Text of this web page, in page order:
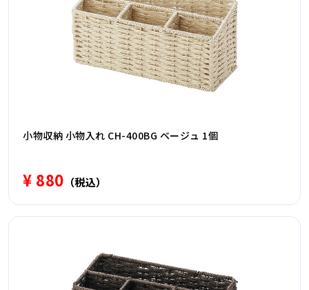
小物収納 小物入れ CH-400BG ベージュ 1個
¥ 880 （税込）